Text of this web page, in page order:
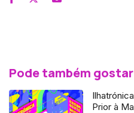
Pode também gostar
Prior à